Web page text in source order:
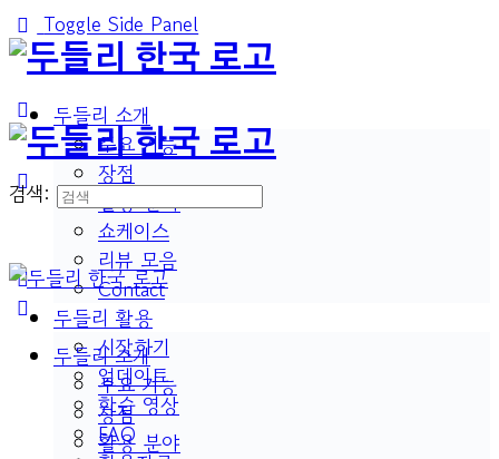
Toggle Side Panel
두들리 소개
주요 기능
장점
활용 분야
쇼케이스
리뷰 모음
Contact
두들리 활용
시작하기
업데이트
학습 영상
FAQ
검색:
두들리 소개
주요 기능
장점
활용 분야